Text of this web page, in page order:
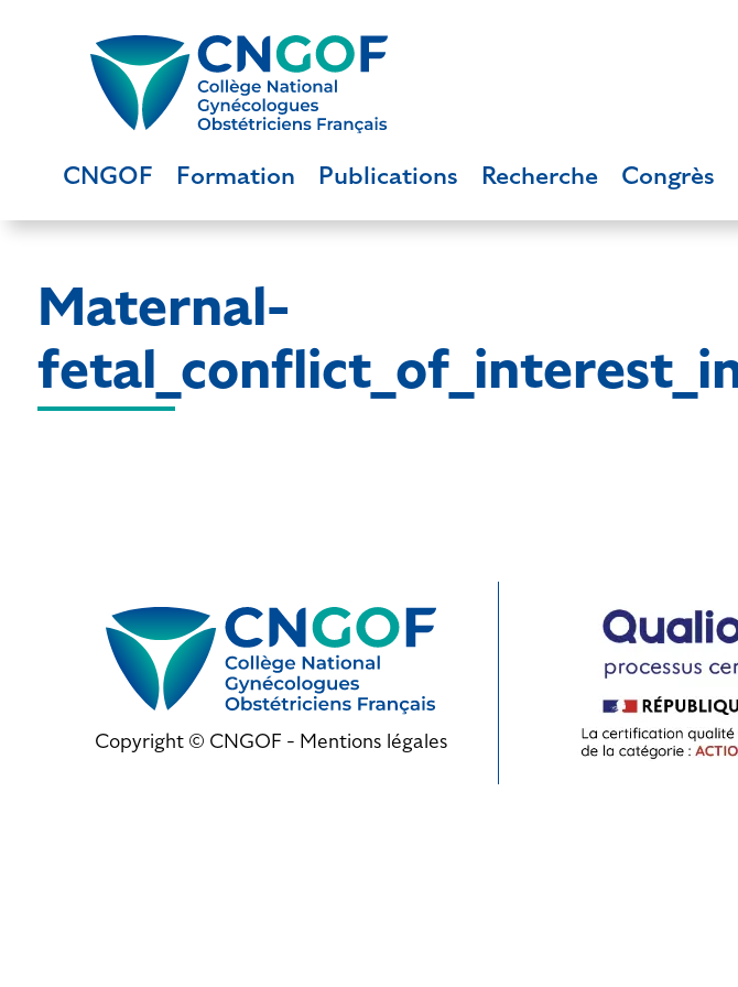
CNGOF Formation Publications Recherche Congrès
Maternal-
Copyright © CNGOF - Mentions légales